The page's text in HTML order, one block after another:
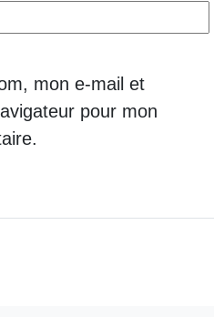
mon e-mail et
pour mon